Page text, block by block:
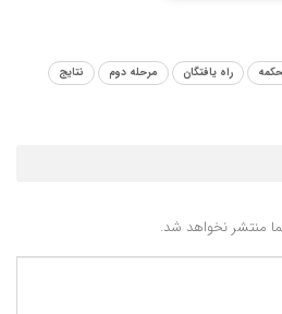
راه یافتگان مرحله دوم نتایج
منتشر نخواهد شد.